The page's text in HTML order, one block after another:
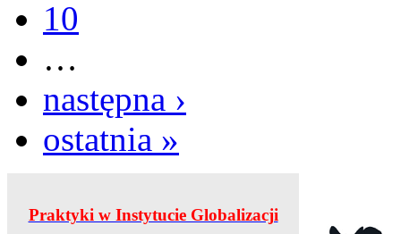
10
…
następna ›
ostatnia »
Praktyki w Instytucie Globalizacji